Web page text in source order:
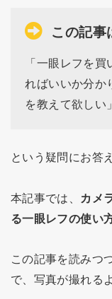
この記事
「一眼レフを
ればいいか分か
を教えて欲しい」
という疑問にお答
本記事では、 カメ
る一眼レフの使い
この記事を読みつ
で、写真が撮れる